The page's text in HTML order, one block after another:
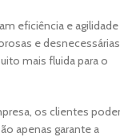
eficiência e agilidade
e desnecessárias
mais fluida para o
os clientes
apenas garante a